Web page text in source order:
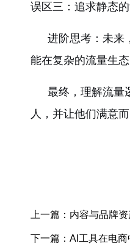
误区三：追求静态
进阶思考：未来
能在复杂的流量生
最终，理解流量
人，并让他们满意
上一篇：内容与品牌
下一篇：AI工具在电